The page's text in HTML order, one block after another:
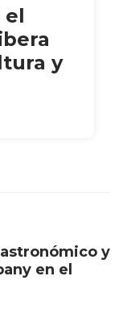
el
y
y
en el